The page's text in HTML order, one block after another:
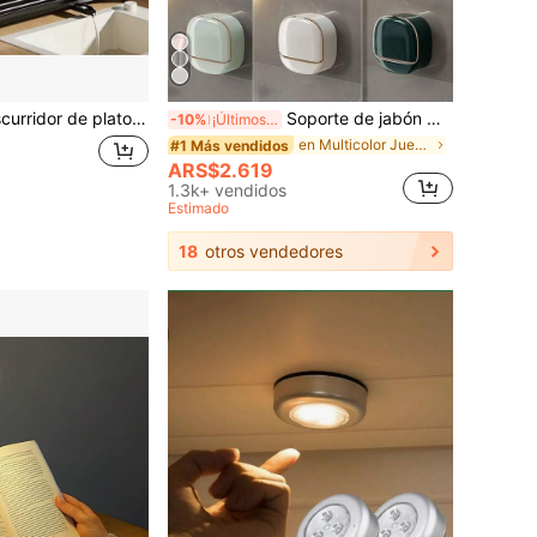
bandeja de drenaje - Escurridor de platos de metal grande con bandeja de drenaje, estante para vasos, soporte para utensilios y sistema de drenaje adicional - Accesorio de cocina para un secado y organización de platos eficiente -10% ¡Últimos 3 días Soporte de jabón montado en la pared, diseño de tapa abatible impermeable, jabonera minimalista, unisex, caja de jabón duradera, adecuada para cocina, baño, ducha, decoración de baño del hogar, accesorios de almacenamiento de baño, canasta de ducha esencial para viajes
#1 Más vendidos en Multicolor Juegos de accesorios de baño
ARS$2.619
1.3k+ vendidos
Estimado
18 otros vendedores